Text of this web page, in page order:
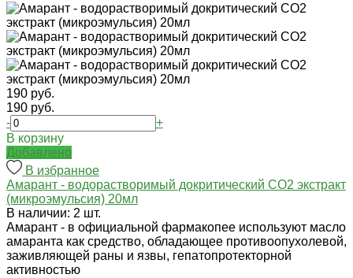
190 руб.
190 руб.
-
+
В корзину
Добавлено
В избранное
Амарант - водорастворимый докритический СО2 экстракт
(микроэмульсия) 20мл
В наличии: 2 шт.
Амарант - в официальной фармакопее используют масло
амаранта как средство, обладающее противоопухолевой,
заживляющей раны и язвы, гепатопротекторной
активностью